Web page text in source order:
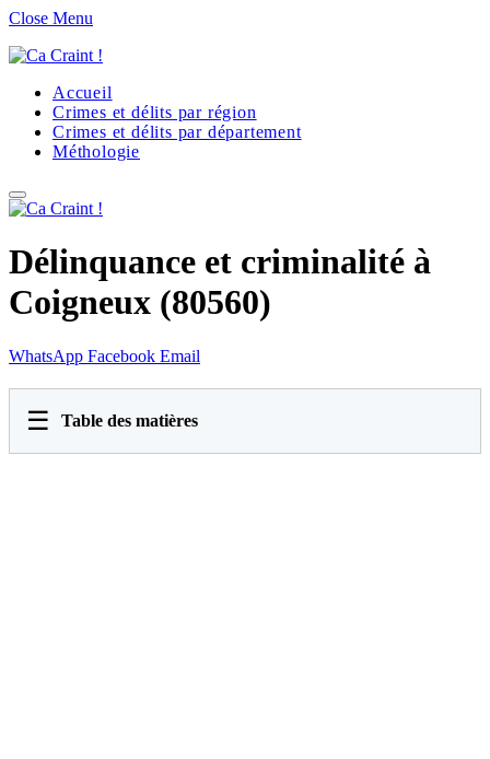
Close Menu
Accueil
Crimes et délits par région
Crimes et délits par département
Méthologie
Délinquance et criminalité à
Coigneux (80560)
WhatsApp Facebook Email
☰ Table des matières